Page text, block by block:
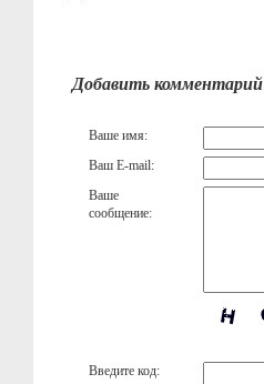
Добавить комментарий
Ваше имя:
Ваш E-mail:
Ваше
сообщение:
Введите код: